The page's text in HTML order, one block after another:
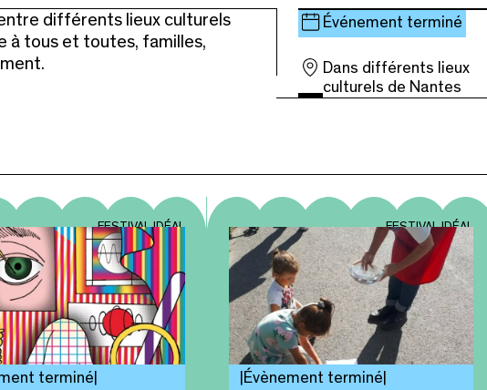
différents lieux culturels
à tous et toutes, familles,
Événement terminé
Dans différents lieux
culturels de Nantes
FESTIVAL IDÉAL
terminé
FESTIVAL IDÉAL
Évènement terminé